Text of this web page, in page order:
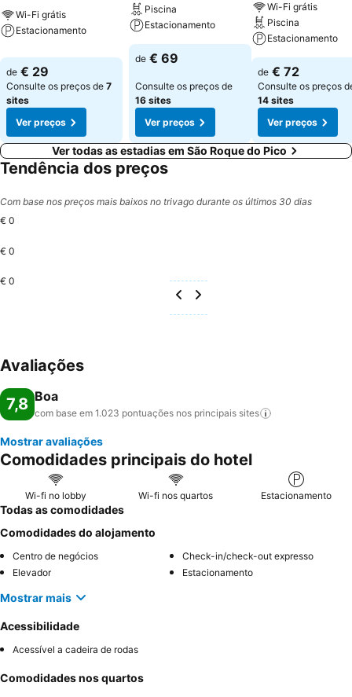
Wi-Fi grátis
Estacionamento
de € 29
Consulte os preços de 7
sites
Ver preços
Piscina
Estacionamento
de € 69
Consulte os preços de
16 sites
Ver preços
Wi-Fi grátis
Piscina
Estacionamento
de € 72
Consulte os preços
14 sites
Ver preços
Ver todas as estadias em São Roque do Pico
Tendência dos preços
Com base nos preços mais baixos no trivago durante os últimos 30 dias
€ 0
€ 0
€ 0
Avaliações
7,8 Boa
com base em 1.023 pontuações nos principais sites
Mostrar avaliações
Comodidades principais do hotel
Wi-fi no lobby Wi-fi nos quartos Estacionamento
Todas as comodidades
Comodidades do alojamento
Centro de negócios
Check-in/check-out expresso
Elevador
Estacionamento
Mostrar mais
Acessibilidade
Acessível a cadeira de rodas
Comodidades nos quartos